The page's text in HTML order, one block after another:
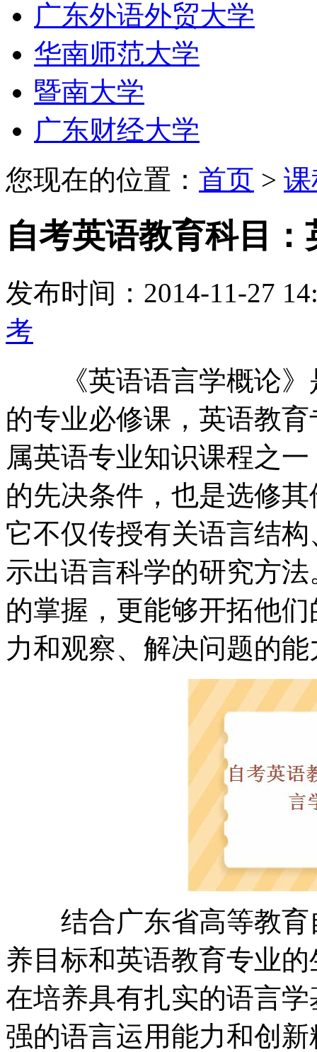
广东外语外贸大学
华南师范大学
暨南大学
广东财经大学
您现在的位置： 首页 >
自考英语教育科目
发布时间：2014-11-27
考
《英语语言学概论》
的专业必修课，英语教
属英语专业知识课程之
的先决条件，也是选修
它不仅传授有关语言结
示出语言科学的研究方
的掌握，更能够开拓他
力和观察、解决问题的能
结合广东省高等教育
养目标和英语教育专业
在培养具有扎实的语言
强的语言运用能力和创